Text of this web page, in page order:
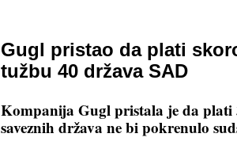
Gugl pristao da plati
tužbu 40 država SAD
Kompanija Gugl pristala je da
saveznih država ne bi pokrenulo